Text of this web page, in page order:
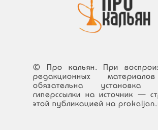
© Про кальян. При
редакционных
обязательна установка
гиперссылки на источник —
этой публикацией на